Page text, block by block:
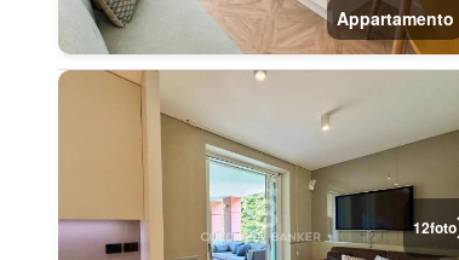
Appartamento
12foto